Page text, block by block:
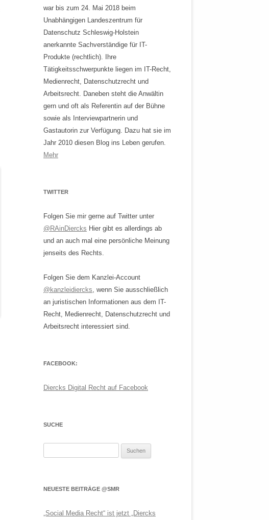
war bis zum 24. Mai 2018 beim
Unabhängigen Landeszentrum für
Datenschutz Schleswig-Holstein
anerkannte Sachverständige für IT-
Produkte (rechtlich). Ihre
Tätigkeitsschwerpunkte liegen im IT-Recht,
Medienrecht, Datenschutzrecht und
Arbeitsrecht. Daneben steht die Anwältin
gern und oft als Referentin auf der Bühne
sowie als Interviewpartnerin und
Gastautorin zur Verfügung. Dazu hat sie im
Jahr 2010 diesen Blog ins Leben gerufen.
Mehr
TWITTER
Folgen Sie mir gerne auf Twitter unter
@RAinDiercks Hier gibt es allerdings ab
und an auch mal eine persönliche Meinung
jenseits des Rechts.
Folgen Sie dem Kanzlei-Account
@kanzleidiercks, wenn Sie ausschließlich
an juristischen Informationen aus dem IT-
Recht, Medienrecht, Datenschutzrecht und
Arbeitsrecht interessiert sind.
FACEBOOK:
Diercks Digital Recht auf Facebook
SUCHE
NEUESTE BEITRÄGE @SMR
„Social Media Recht“ ist jetzt „Diercks